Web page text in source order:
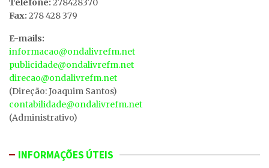
Telefone: 278428370
Fax: 278 428 379
E-mails:
informacao@ondalivrefm.net
publicidade@ondalivrefm.net
direcao@ondalivrefm.net
(Direção: Joaquim Santos)
contabilidade@ondalivrefm.net
(Administrativo)
INFORMAÇÕES ÚTEIS